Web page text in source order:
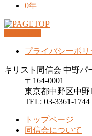
0年
プライバシーポリ
キリスト同信会 中野パ
〒164-0001
東京都中野区中野
TEL: 03-3361-
トップページ
同信会について